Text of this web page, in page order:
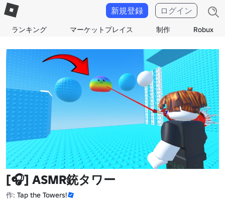
ランキング マーケットプレイス 制作 Robux
新規登録 ログイン
[🎧] ASMR銃タワー
作: Tap the Towers!